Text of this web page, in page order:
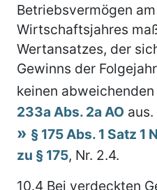
Betriebsvermögen
Wirtschaftsjahres
Wertansatzes, der
Gewinns der
keinen
233a Abs. 2a AO
§ 175 Abs. 1 Satz 1
zu § 175, Nr. 2.4.
10.4 Bei verdeckten